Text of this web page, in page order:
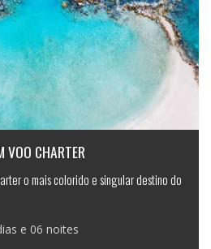
VOO CHARTER
o mais colorido e singular destino do
e 06 noites